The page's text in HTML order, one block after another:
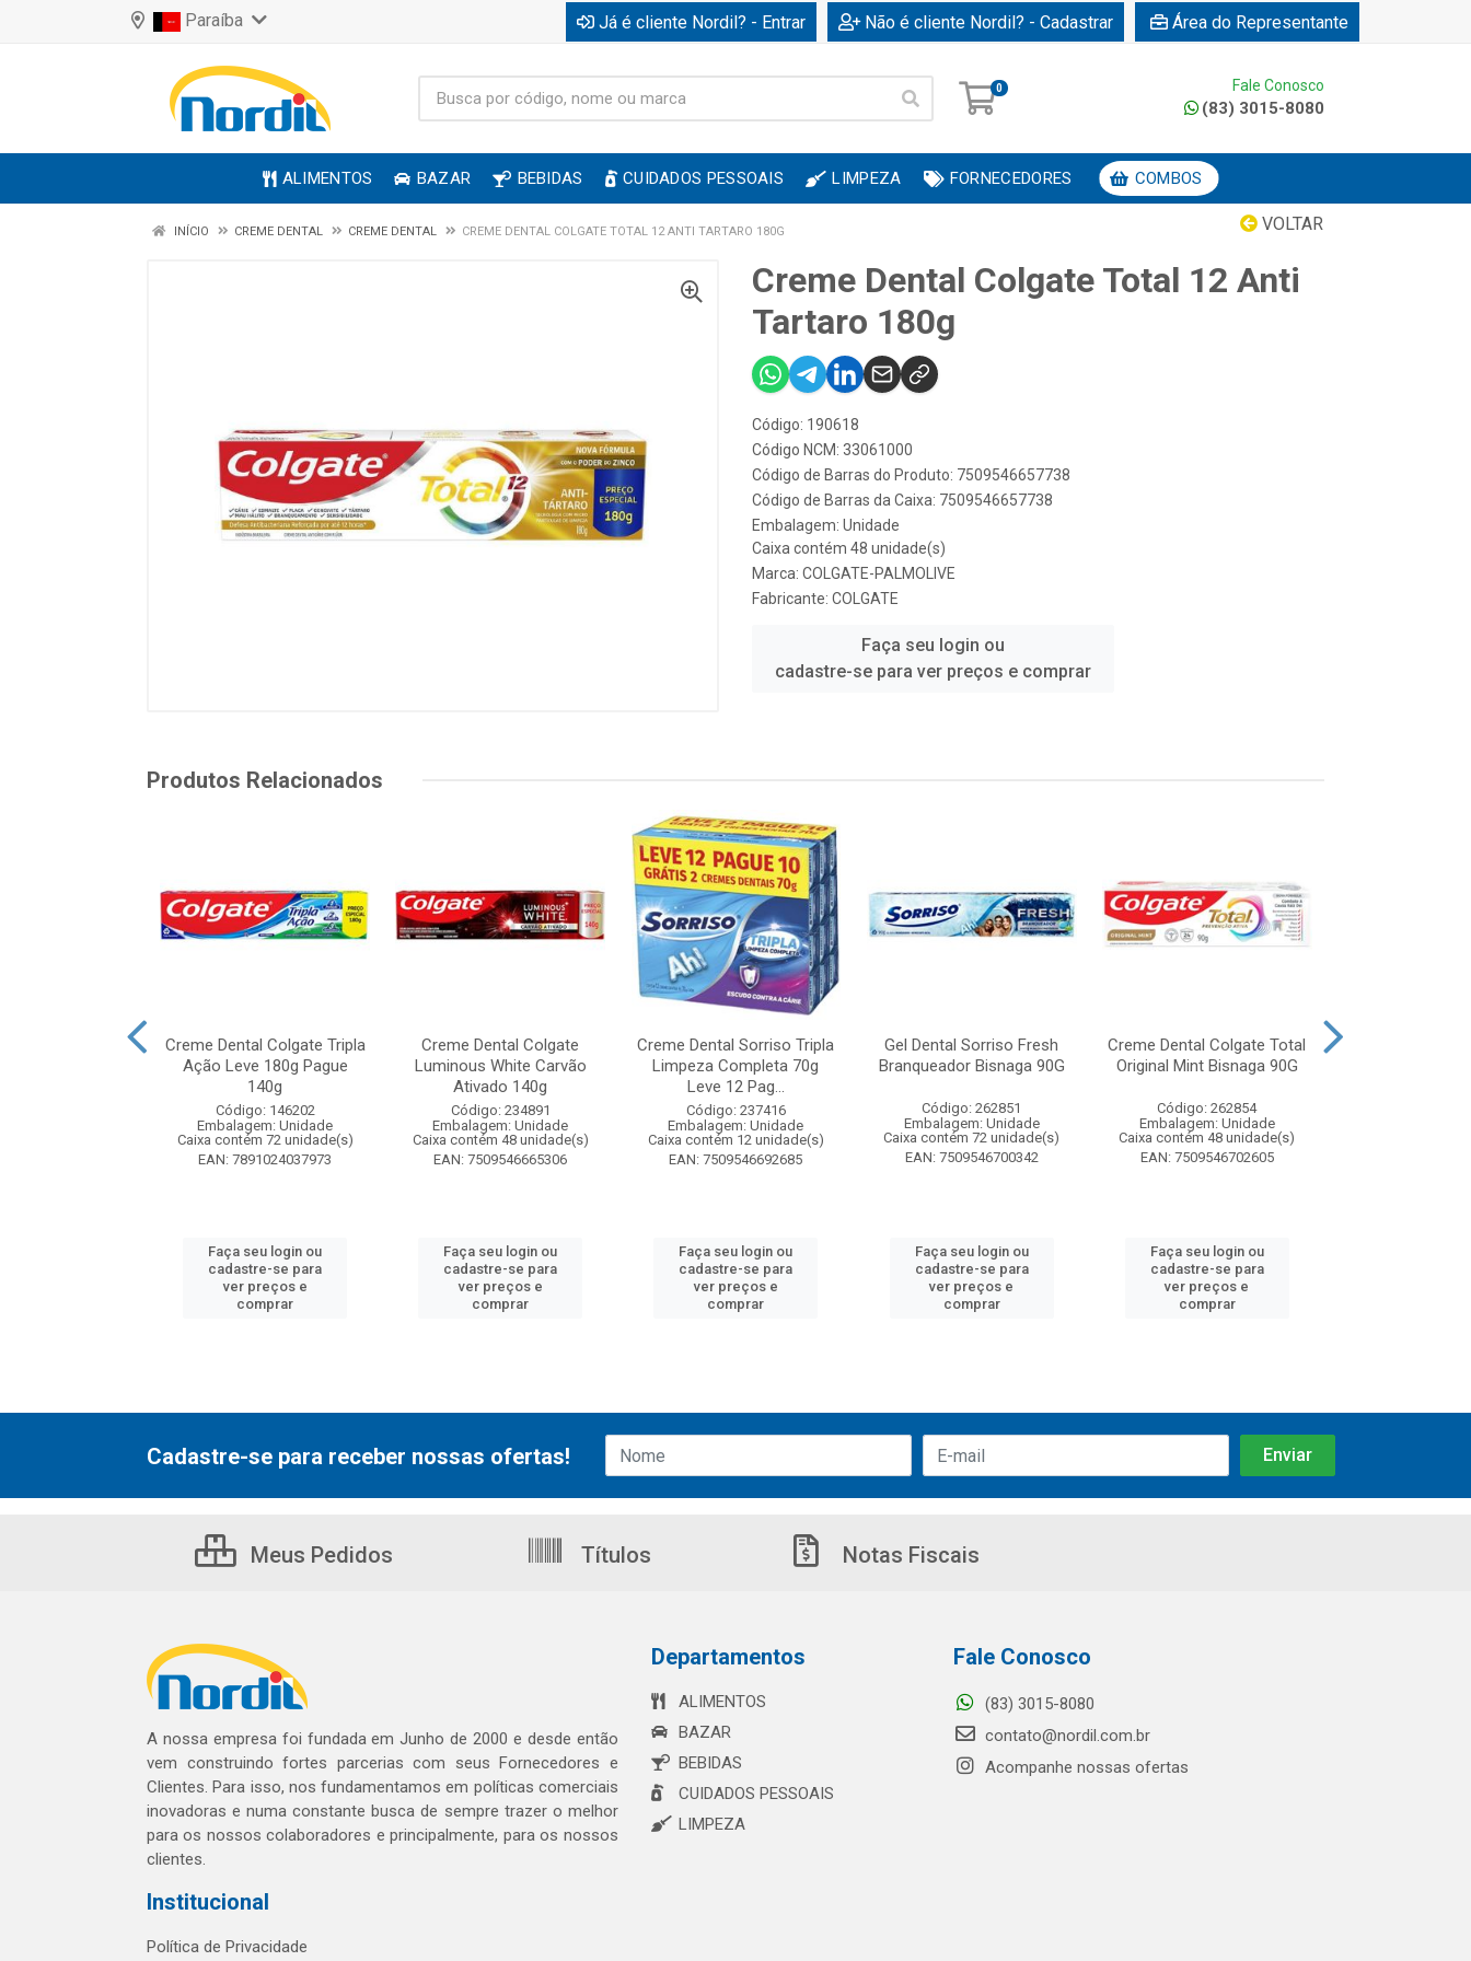
Paraíba Já é cliente Nordil? - Entrar Não é cliente Nordil? - Cadastrar Área do Representante
0 Fale Conosco
(83) 3015-8080
ALIMENTOS BAZAR BEBIDAS CUIDADOS PESSOAIS LIMPEZA FORNECEDORES COMBOS
VOLTAR
INÍCIO CREME DENTAL CREME DENTAL CREME DENTAL COLGATE TOTAL 12 ANTI TARTARO 180G
Creme Dental Colgate Total 12 Anti
Tartaro 180g
Código: 190618
Código NCM: 33061000
Código de Barras do Produto: 7509546657738
Código de Barras da Caixa: 7509546657738
Embalagem: Unidade
Caixa contém 48 unidade(s)
Marca: COLGATE-PALMOLIVE
Fabricante: COLGATE
Faça seu login ou
cadastre-se para ver preços e comprar
Produtos Relacionados
Colgate Tripla
Creme Dental Colgate Tripla
Ação Leve 180g Pague
140g
Código: 146202
Embalagem: Unidade
Caixa contém 72 unidade(s)
EAN: 7891024037973
Faça seu login ou
cadastre-se para
ver preços e
comprar
Creme Dental Colgate
Luminous White Carvão
Ativado 140g
Código: 234891
Embalagem: Unidade
Caixa contém 48 unidade(s)
EAN: 7509546665306
Faça seu login ou
cadastre-se para
ver preços e
comprar
Creme Dental Sorriso Tripla
Limpeza Completa 70g
Leve 12 Pag...
Código: 237416
Embalagem: Unidade
Caixa contém 12 unidade(s)
EAN: 7509546692685
Faça seu login ou
cadastre-se para
ver preços e
comprar
Gel Dental Sorriso Fresh
Branqueador Bisnaga 90G
Código: 262851
Embalagem: Unidade
Caixa contém 72 unidade(s)
EAN: 7509546700342
Faça seu login ou
cadastre-se para
ver preços e
comprar
Creme Dental Colgate Total
Original Mint Bisnaga 90G
Código: 262854
Embalagem: Unidade
Caixa contém 48 unidade(s)
EAN: 7509546702605
Faça seu login ou
cadastre-se para
ver preços e
comprar
Cadastre-se para receber nossas ofertas!
Meus Pedidos Títulos Notas Fiscais
A nossa empresa foi fundada em Junho de 2000 e desde então
vem construindo fortes parcerias com seus Fornecedores e
Clientes. Para isso, nos fundamentamos em políticas comerciais
inovadoras e numa constante busca de sempre trazer o melhor
para os nossos colaboradores e principalmente, para os nossos
clientes.
Institucional
Política de Privacidade
Departamentos
ALIMENTOS
BAZAR
BEBIDAS
CUIDADOS PESSOAIS
LIMPEZA
Fale Conosco
(83) 3015-8080
contato@nordil.com.br
Acompanhe nossas ofertas